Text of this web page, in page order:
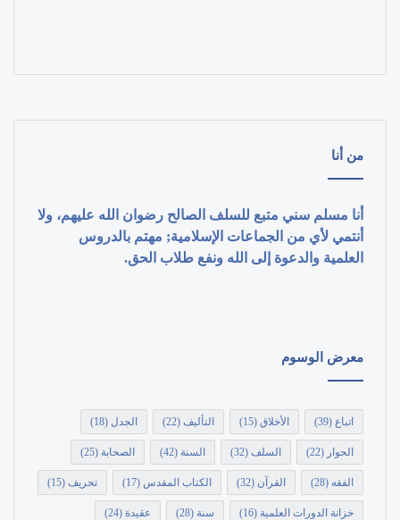
من أنا
أنا مسلم سني متبع للسلف الصالح رضوان الله عليهم، ولا
أنتمي لأي من الجماعات الإسلامية; مهتم بالدروس
العلمية والدعوة إلى الله ونفع طلاب الحق.
معرض الوسوم
اتباع (39) الأخلاق (15) التأليف (22) الجدل (18)
الحوار (22) السلف (32) السنة (42) الصحابة (25)
الفقه (28) القرآن (32) الكتاب المقدس (17) تحريف (15)
خزانة الدورات العلمية (16) سنة (28) عقيدة (24)